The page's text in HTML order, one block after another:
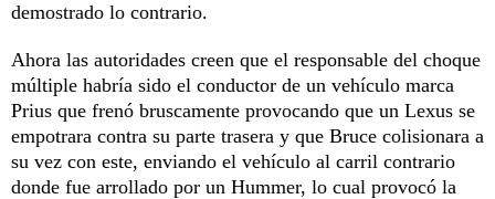
demostrado lo contrario.
Ahora las autoridades creen que el responsable del choque
múltiple habría sido el conductor de un vehículo marca
Prius que frenó bruscamente provocando que un Lexus se
empotrara contra su parte trasera y que Bruce colisionara a
su vez con este, enviando el vehículo al carril contrario
donde fue arrollado por un Hummer, lo cual provocó la